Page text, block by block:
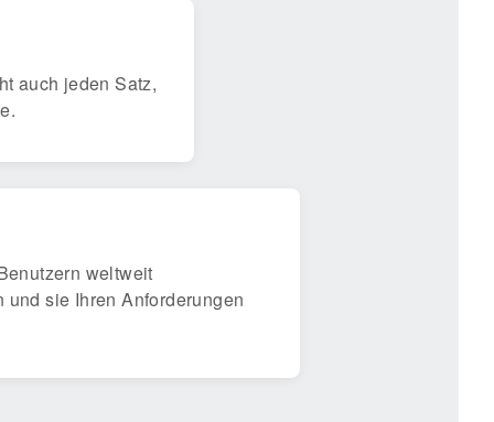
auch jeden Satz,
weltweit
sie Ihren Anforderungen